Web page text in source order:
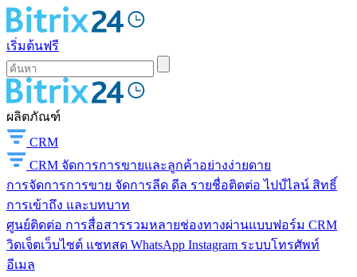
เริ่มต้นฟรี
ผลิตภัณฑ์
CRM
CRM จัดการการขายและลูกค้าอย่างง่ายดาย
การจัดการการขาย จัดการลีด ดีล รายชื่อติดต่อ ไปป์ไลน์ สิทธิ์
การเข้าถึง และบทบาท
ศูนย์ติดต่อ การสื่อสารรวมหลายช่องทางผ่านแบบฟอร์ม CRM
วิดเจ็ตเว็บไซต์ แชทสด WhatsApp Instagram ระบบโทรศัพท์
อีเมล